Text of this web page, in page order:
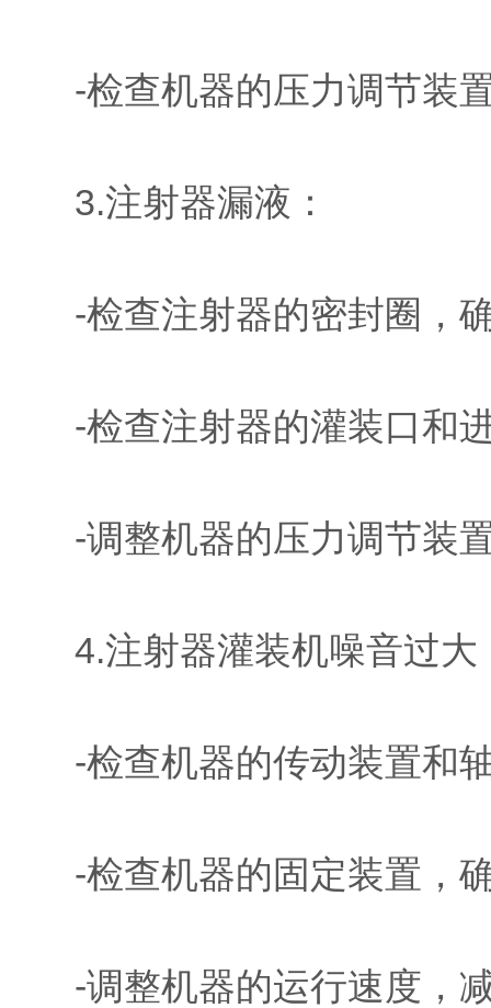
-检查机器的压力调节装置
3.注射器漏液：
-检查注射器的密封圈，确
-检查注射器的灌装口和进
-调整机器的压力调节装置
4.注射器灌装机噪音过大
-检查机器的传动装置和轴
-检查机器的固定装置，
-调整机器的运行速度，